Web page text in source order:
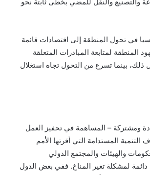
في تحول المنطقة إلى اقتصادات قائمة
المنطقة لمتابعة المبادرات المتعلقة
ذلك، بينما تسرع من التحول تجاه استغلال
ومشتركة – المساهمة في تحفيز العمل
المستدامة التي أقرتها الأمم
والهيئات والمجتمع الدولي
لمشكلة تغير المناخ. ففي بعض الدول